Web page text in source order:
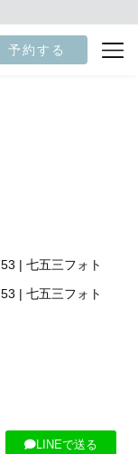
予約する
LINEで送る